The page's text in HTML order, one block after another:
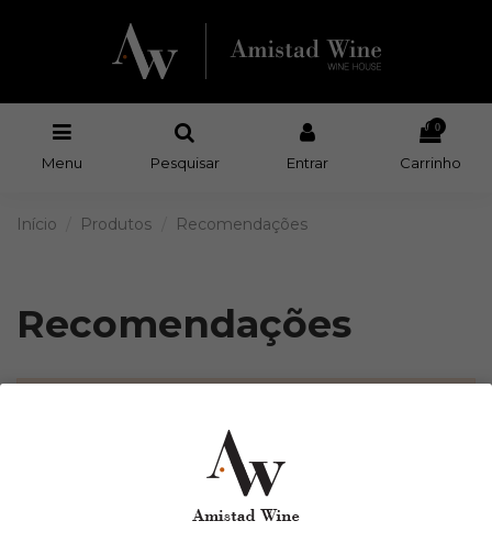
Menu Pesquisar Entrar
0
Carrinho
Início Produtos Recomendações
Recomendações